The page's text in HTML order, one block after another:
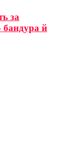
за
бандура й